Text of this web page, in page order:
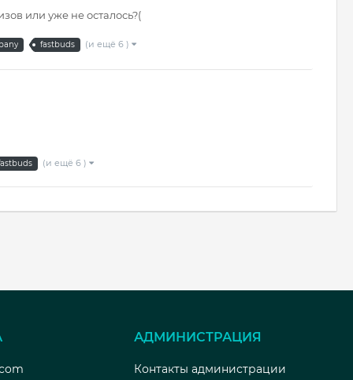
или уже не осталось?(
fastbuds (и ещё 6 )
(и ещё 6 )
АДМИНИСТРАЦИЯ
Контакты администрации